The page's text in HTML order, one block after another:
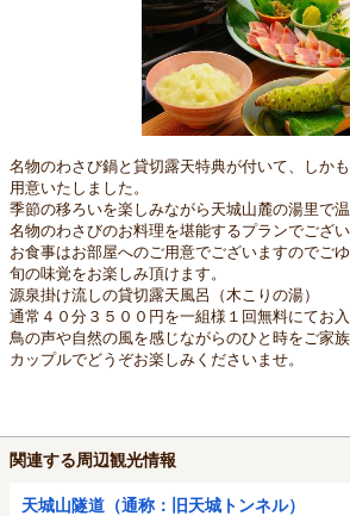
名物のわさび鍋と貸切露天特典が付いて、しか
用意いたしました。
季節の移ろいを楽しみながら天城山麓の湯里で
名物のわさびのお料理を堪能するプランでござい
お食事はお部屋へのご用意でございますのでご
旬の味覚をお楽しみ頂けます。
源泉掛け流しの貸切露天風呂（木こりの湯）
通常４０分３５００円を一組様１回無料にてお入
鳥の声や自然の風を感じながらのひと時をご家族
カップルでどうぞお楽しみくださいませ。
関連する周辺観光情報
天城山隧道（通称：旧天城トンネル）